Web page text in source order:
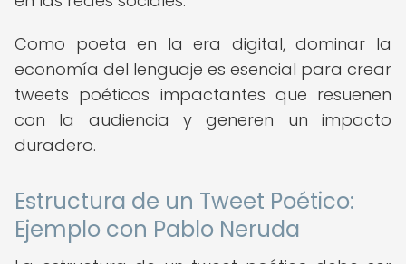
Como poeta en la era digital, dominar la
economía del lenguaje es esencial para crear
tweets poéticos impactantes que resuenen
con la audiencia y generen un impacto
duradero.
Estructura de un Tweet Poético:
Ejemplo con Pablo Neruda